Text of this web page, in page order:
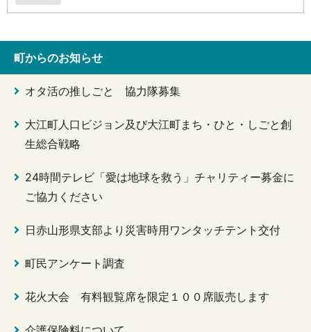
町からのお知らせ
オタ活の推しごと 協力隊募集
大江町人口ビジョン及び大江町まち・ひと・しごと創
生総合戦略
24時間テレビ「愛は地球を救う」チャリティー募金に
ご協力ください
日赤山形県支部より災害時用ワンタッチテント交付
町民アンケート調査
花火大会 有料観覧席を限定１００席販売します